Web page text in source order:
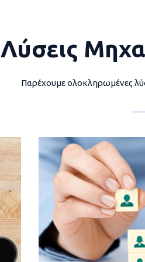
Λύσεις
Παρέχουμε ολοκληρωμένες